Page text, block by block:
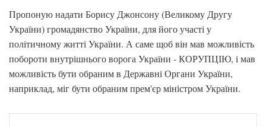
Пропоную надати Борису Джонсону (Великому Другу
України) громадянство України, для його участі у
політичному житті України. А саме щоб він мав можливість
побороти внутрішнього ворога України - КОРУПЦІЮ, і мав
можливість бути обраним в Державні Органи України,
наприклад, міг бути обраним прем'єр міністром України.